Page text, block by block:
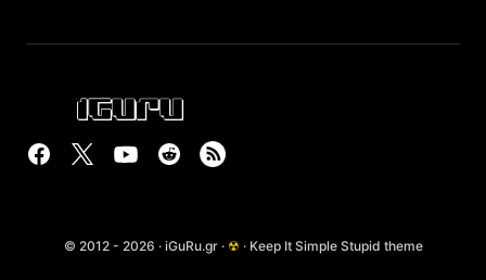
© 2012 - 2026 · iGuRu.gr · ☢ · Keep It Simple Stupid theme